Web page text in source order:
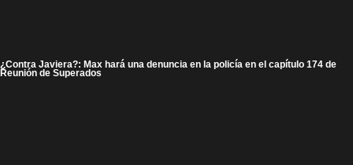
¿Contra Javiera?: Max hará una denuncia en la policía en el capítulo 174 de
Reunión de Superados